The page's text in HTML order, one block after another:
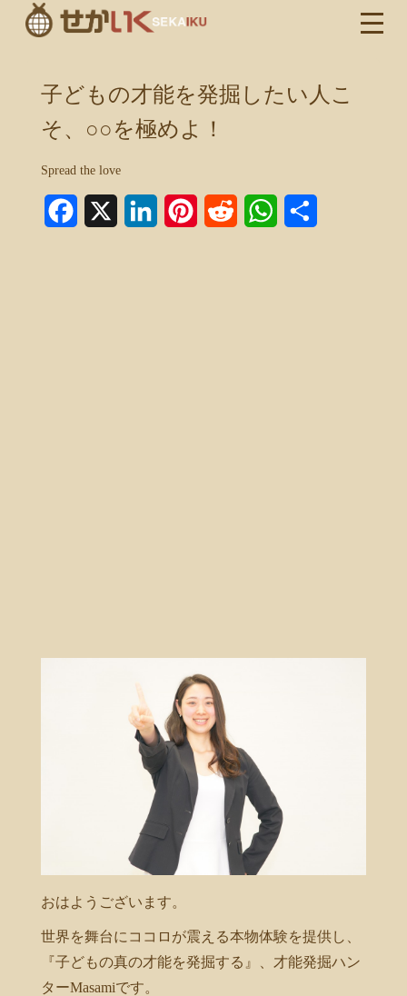
子どもの才能を発掘したい人こ
そ、○○を極めよ！
Spread the love
Facebook LinkedInPinterest Reddit WhatsApp
おはようございます。
世界を舞台にココロが震える本物体験を提供し、
『子どもの真の才能を発掘する』、才能発掘ハン
ターMasamiです。